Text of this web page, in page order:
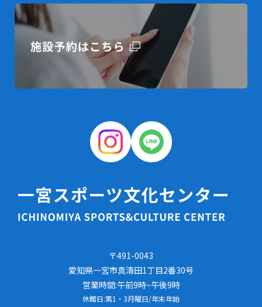
〒491-0043
愛知県一宮市真清田1丁目2番30号
営業時間:午前9時~午後9時
休館日:第1・3月曜日/年末年始